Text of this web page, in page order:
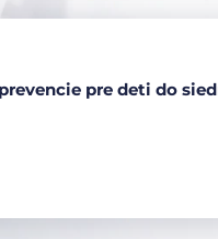
pre deti do